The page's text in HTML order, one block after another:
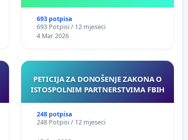
693 potpisa
693 Potpisi / 12 mjeseci
4 Mar 2026
PETICIJA ZA DONOŠENJE ZAKONA O
ISTOSPOLNIM PARTNERSTVIMA FBIH
248 potpisa
248 Potpisi / 12 mjeseci